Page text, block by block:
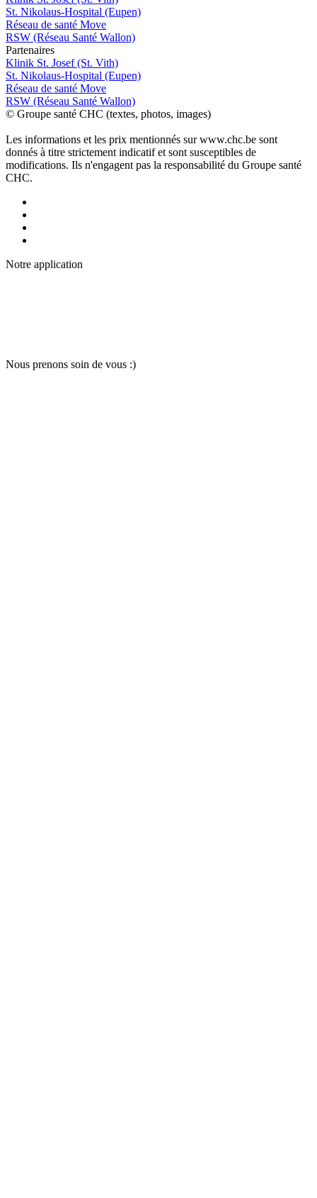
St. Nikolaus-Hospital (Eupen)
Réseau de santé Move
RSW (Réseau Santé Wallon)
Partenaires
Klinik St. Josef (St. Vith)
St. Nikolaus-Hospital (Eupen)
Réseau de santé Move
RSW (Réseau Santé Wallon)
© Groupe santé CHC (textes, photos, images)
Les informations et les prix mentionnés sur www.chc.be sont
donnés à titre strictement indicatif et sont susceptibles de
modifications. Ils n'engagent pas la responsabilité du Groupe santé
CHC.
Notre application
Nous prenons soin de vous :)